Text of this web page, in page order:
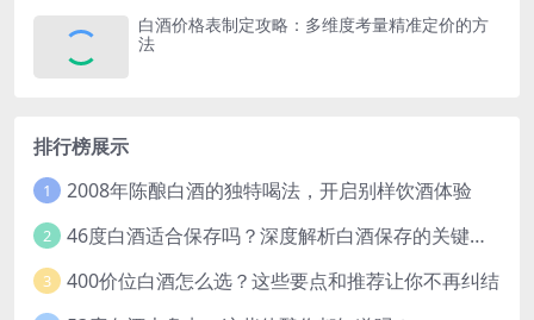
白酒价格表制定攻略：多维度考量精准定价的方
法
排行榜展示
1 2008年陈酿白酒的独特喝法，开启别样饮酒体验
2 46度白酒适合保存吗？深度解析白酒保存的关键因素
3 400价位白酒怎么选？这些要点和推荐让你不再纠结